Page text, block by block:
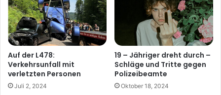
Auf der L478:
Verkehrsunfall mit
verletzten Personen
Juli 2, 2024
19 – Jähriger dreht durch –
Schläge und Tritte gegen
Polizeibeamte
Oktober 18, 2024